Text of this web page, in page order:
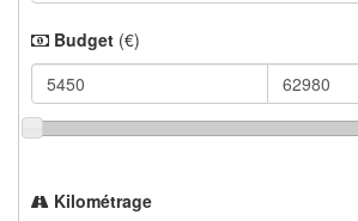
Budget (€)
Kilométrage